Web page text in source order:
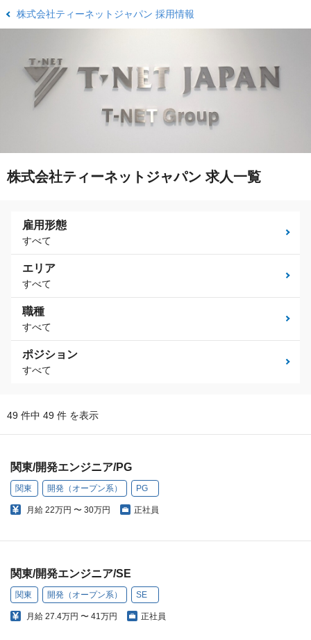
株式会社ティーネットジャパン 採用情報
株式会社ティーネットジャパン 求人一覧
雇用形態
すべて
エリア
すべて
職種
すべて
ポジション
すべて
49 件中 49 件 を表示
関東/開発エンジニア/PG
関東 開発（オープン系） PG
月給 22万円 〜 30万円 正社員
関東/開発エンジニア/SE
関東 開発（オープン系） SE
月給 27.4万円 〜 41万円 正社員